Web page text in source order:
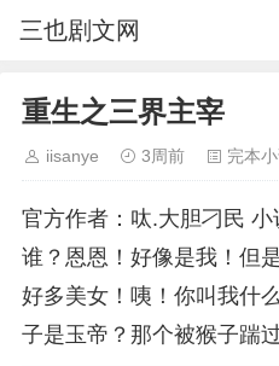
三也剧文网
重生之三界主宰
iisanye 3周前 完本
官方作者：呔.大胆刁民
谁？恩恩！好像是我！但
好多美女！咦！你叫我什
子是玉帝？那个被猴子踹